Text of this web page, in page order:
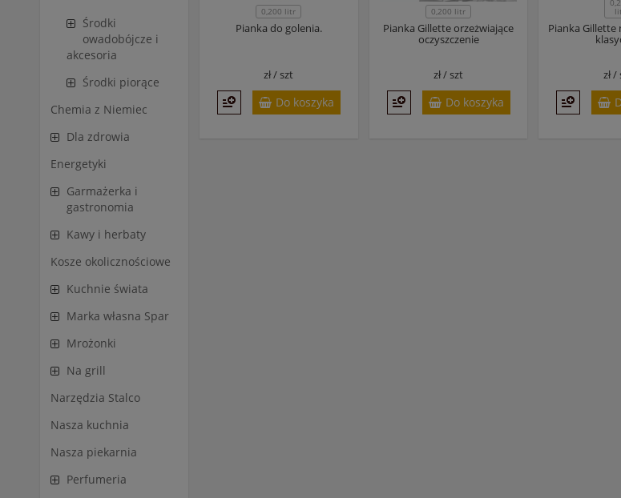
Środki
owadobójcze i
akcesoria
Środki piorące
Chemia z Niemiec
Dla zdrowia
Energetyki
Garmażerka i
gastronomia
Kawy i herbaty
Kosze okolicznościowe
Kuchnie świata
Marka własna Spar
Mrożonki
Na grill
Narzędzia Stalco
Nasza kuchnia
Nasza piekarnia
Perfumeria
0,200 litr
Pianka do golenia.
zł /szt
Do koszyka
0,200 litr
Pianka Gillette orzeżwiające
oczyszczenie
zł /szt
Do koszyka
Pianka Gillette
zł /